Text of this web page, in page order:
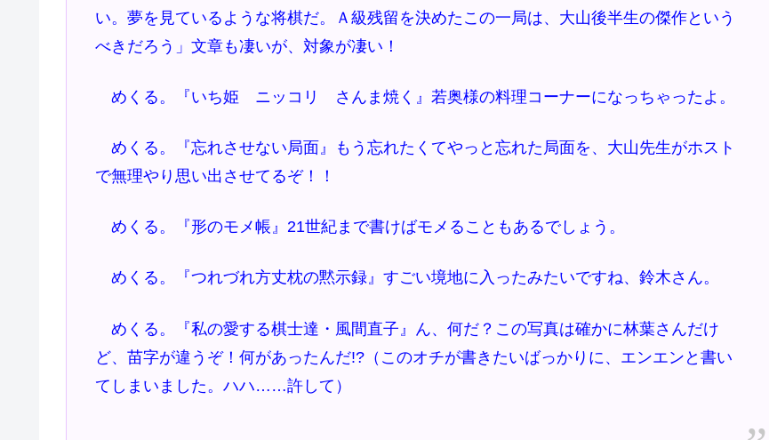
い。夢を見ているような将棋だ。Ａ級残留を決めたこの一局は、大山後半生の傑作という
べきだろう」文章も凄いが、対象が凄い！
めくる。『いち姫 ニッコリ さんま焼く』若奥様の料理コーナーになっちゃったよ。
めくる。『忘れさせない局面』もう忘れたくてやっと忘れた局面を、大山先生がホスト
で無理やり思い出させてるぞ！！
めくる。『形のモメ帳』21世紀まで書けばモメることもあるでしょう。
めくる。『つれづれ方丈枕の黙示録』すごい境地に入ったみたいですね、鈴木さん。
めくる。『私の愛する棋士達・風間直子』ん、何だ？この写真は確かに林葉さんだけ
ど、苗字が違うぞ！何があったんだ!?（このオチが書きたいばっかりに、エンエンと書い
てしまいました。ハハ……許して）